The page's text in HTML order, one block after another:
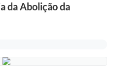
da Abolição da